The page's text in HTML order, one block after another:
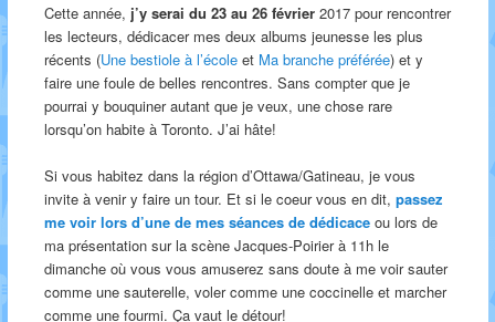
Cette année, j’y serai du 23 au 26 février2017 pour rencontrer
les lecteurs, dédicacer mes deux albums jeunesse les plus
récents (Une bestiole à l’écoleet Ma branche préférée) et y
faire une foule de belles rencontres. Sans compter que je
pourrai y bouquiner autant que je veux, une chose rare
lorsqu’on habite à Toronto. J’ai hâte!
Si vous habitez dans la région d’Ottawa/Gatineau, je vous
invite à venir y faire un tour. Et si le coeur vous en dit, passez
me voir lors d’une de mes séances de dédicaceou lors de
ma présentation sur la scène Jacques-Poirier à 11h le
dimanche où vous vous amuserez sans doute à me voir sauter
comme une sauterelle, voler comme une coccinelle et marcher
comme une fourmi. Ça vaut le détour!